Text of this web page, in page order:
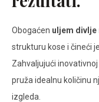
Obogaćen uljem divlje
strukturu kose i čineći je
Zahvaljujući inovativnoj
pruža idealnu količinu
izgleda.